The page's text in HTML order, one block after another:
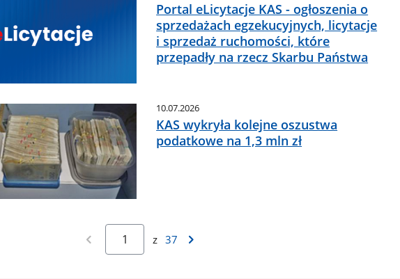
Portal eLicytacje KAS - ogłoszenia o
sprzedażach egzekucyjnych, licytacje
i sprzedaż ruchomości, które
przepadły na rzecz Skarbu Państwa
10.07.2026
KAS wykryła kolejne oszustwa
podatkowe na 1,3 mln zł
z 37